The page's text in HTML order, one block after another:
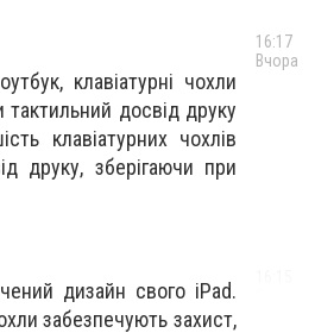
клавіатурні чохли
тактильний досвід друку
клавіатурних чохлів
друку, зберігаючи при
дизайн свого iPad.
забезпечують захист,
16:17
Вчора